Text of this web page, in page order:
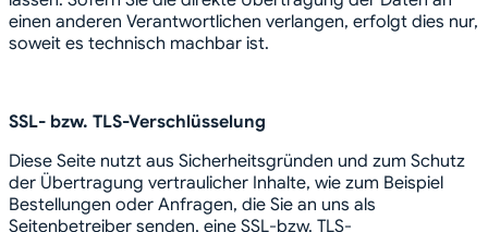
einen anderen Verantwortlichen verlangen, erfolgt dies nur,
soweit es technisch machbar ist.
SSL- bzw. TLS-Verschlüsselung
Diese Seite nutzt aus Sicherheitsgründen und zum Schutz
der Übertragung vertraulicher Inhalte, wie zum Beispiel
Bestellungen oder Anfragen, die Sie an uns als
Seitenbetreiber senden, eine SSL-bzw. TLS-